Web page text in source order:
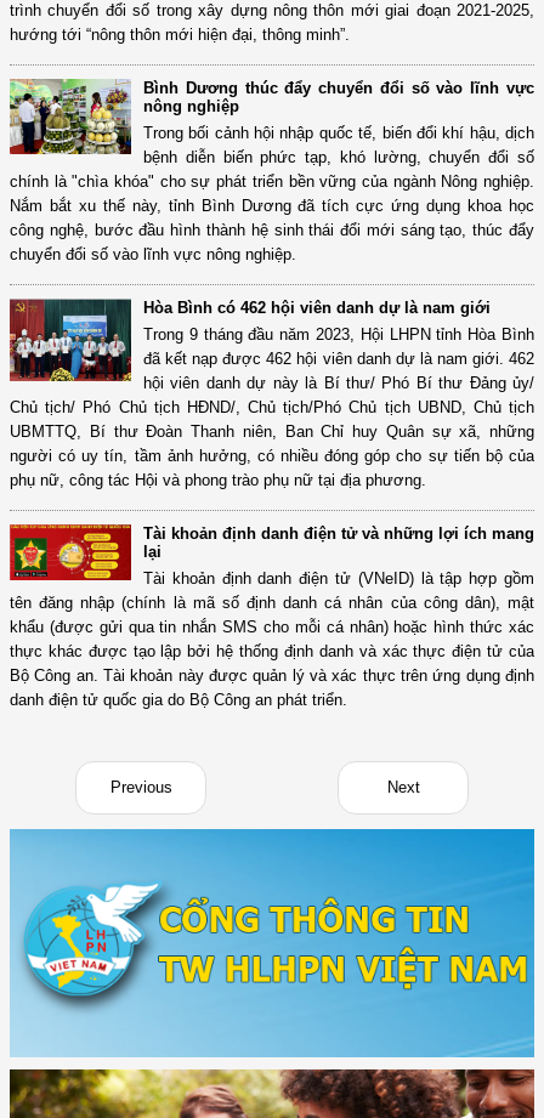
trình chuyển đổi số trong xây dựng nông thôn mới giai đoạn 2021-2025,
hướng tới “nông thôn mới hiện đại, thông minh”.
Bình Dương thúc đẩy chuyển đổi số vào lĩnh vực
nông nghiệp
Trong bối cảnh hội nhập quốc tế, biến đổi khí hậu, dịch
bệnh diễn biến phức tạp, khó lường, chuyển đổi số
chính là "chìa khóa" cho sự phát triển bền vững của ngành Nông nghiệp.
Nắm bắt xu thế này, tỉnh Bình Dương đã tích cực ứng dụng khoa học
công nghệ, bước đầu hình thành hệ sinh thái đổi mới sáng tạo, thúc đẩy
chuyển đổi số vào lĩnh vực nông nghiệp.
Hòa Bình có 462 hội viên danh dự là nam giới
Trong 9 tháng đầu năm 2023, Hội LHPN tỉnh Hòa Bình
đã kết nạp được 462 hội viên danh dự là nam giới. 462
hội viên danh dự này là Bí thư/ Phó Bí thư Đảng ủy/
Chủ tịch/ Phó Chủ tịch HĐND/, Chủ tịch/Phó Chủ tịch UBND, Chủ tịch
UBMTTQ, Bí thư Đoàn Thanh niên, Ban Chỉ huy Quân sự xã, những
người có uy tín, tầm ảnh hưởng, có nhiều đóng góp cho sự tiến bộ của
phụ nữ, công tác Hội và phong trào phụ nữ tại địa phương.
Tài khoản định danh điện tử và những lợi ích mang
lại
Tài khoản định danh điện tử (VNeID) là tập hợp gồm
tên đăng nhập (chính là mã số định danh cá nhân của công dân), mật
khẩu (được gửi qua tin nhắn SMS cho mỗi cá nhân) hoặc hình thức xác
thực khác được tạo lập bởi hệ thống định danh và xác thực điện tử của
Bộ Công an. Tài khoản này được quản lý và xác thực trên ứng dụng định
danh điện tử quốc gia do Bộ Công an phát triển.
Previous Next